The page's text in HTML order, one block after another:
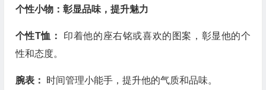
个性小物：彰显品味，提升魅力
个性T恤： 印着他的座右铭或喜欢的图案，彰显他的个
性和态度。
腕表： 时间管理小能手，提升他的气质和品味。